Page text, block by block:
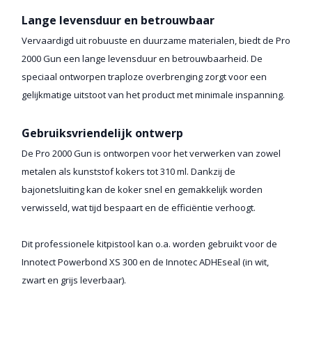
Lange levensduur en betrouwbaar
Vervaardigd uit robuuste en duurzame materialen, biedt de Pro
2000 Gun een lange levensduur en betrouwbaarheid. De
speciaal ontworpen traploze overbrenging zorgt voor een
gelijkmatige uitstoot van het product met minimale inspanning.
Gebruiksvriendelijk ontwerp
De Pro 2000 Gun is ontworpen voor het verwerken van zowel
metalen als kunststof kokers tot 310 ml. Dankzij de
bajonetsluiting kan de koker snel en gemakkelijk worden
verwisseld, wat tijd bespaart en de efficiëntie verhoogt.
Dit professionele kitpistool kan o.a. worden gebruikt voor de
Innotect Powerbond XS 300 en de Innotec ADHEseal (in wit,
zwart en grijs leverbaar).